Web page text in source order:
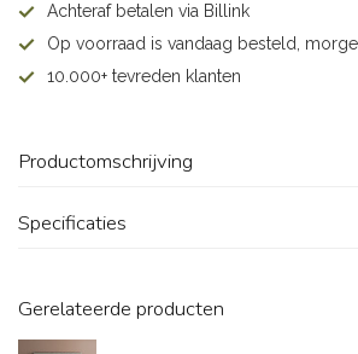
Achteraf betalen via Billink
Op voorraad is vandaag besteld,
10.000+ tevreden klanten
Productomschrijving
Specificaties
Gerelateerde producten